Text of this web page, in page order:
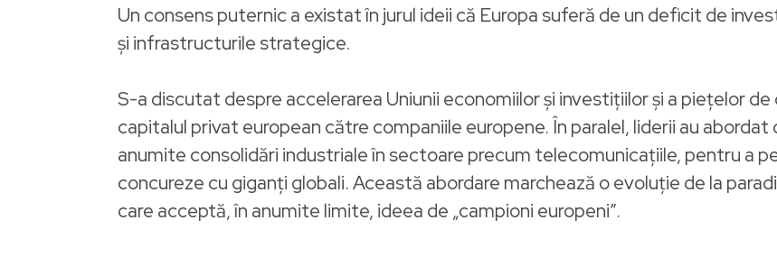
Un consens puternic a existat în jurul ideii că Europa suferă de un deficit de
și infrastructurile strategice.
S-a discutat despre accelerarea Uniunii economiilor și investițiilor şi a piețelor
capitalul privat european către companiile europene. În paralel, liderii au
anumite consolidări industriale în sectoare precum telecomunicațiile, pentru a
concureze cu giganți globali. Această abordare marchează o evoluție de la
care acceptă, în anumite limite, ideea de „campioni europeni”.